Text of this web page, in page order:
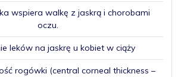
wspiera walkę z jaskrą i chorobami
oczu.
leków na jaskrę u kobiet w ciąży
rogówki (central corneal thickness –